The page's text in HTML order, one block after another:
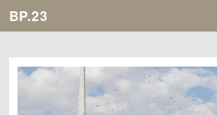
BP.23